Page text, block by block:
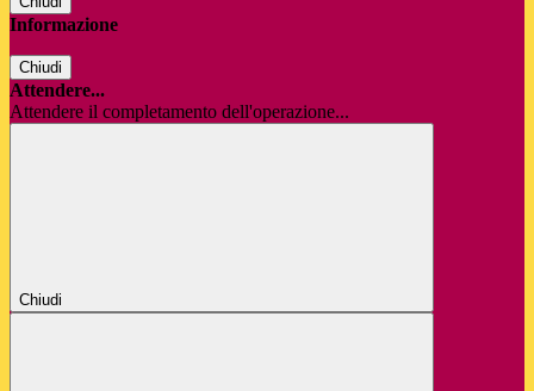
Informazione
Chiudi
Attendere...
Attendere il completamento dell'operazione...
Chiudi